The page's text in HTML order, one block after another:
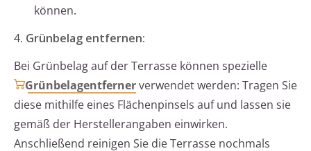
können.
4. Grünbelag entfernen:
Bei Grünbelag auf der Terrasse können spezielle
Grünbelagentfernerverwendet werden: Tragen Sie
diese mithilfe eines Flächenpinsels auf und lassen sie
gemäß der Herstellerangaben einwirken.
Anschließend reinigen Sie die Terrasse nochmals